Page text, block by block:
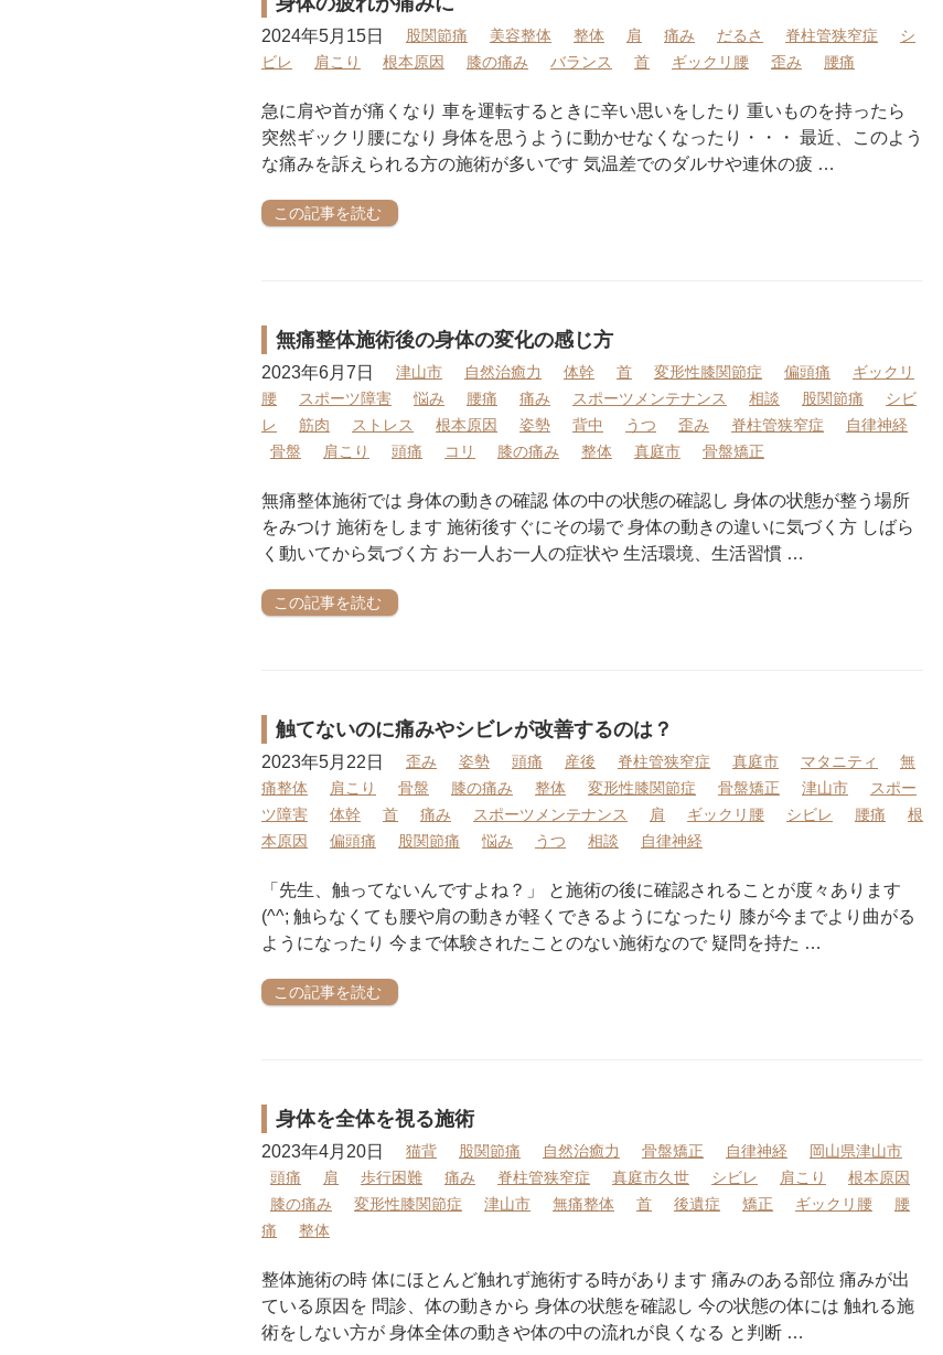
2024年5月15日 股関節痛 美容整体 整体 肩 痛み だるさ 脊柱管狭窄症
シ
ビレ
肩こり 根本原因 膝の痛み バランス 首 ギックリ腰 歪み 腰痛
急に肩や首が痛くなり 車を運転するときに辛い思いをしたり 重いものを持ったら
突然ギックリ腰になり 身体を思うように動かせなくなったり・・・ 最近、このよう
な痛みを訴えられる方の施術が多いです 気温差でのダルサや連休の疲 …
この記事を読む
無痛整体施術後の身体の変化の感じ方
2023年6月7日 津山市 自然治癒力 体幹 首 変形性膝関節症 偏頭痛
ギックリ
腰
スポーツ障害 悩み 腰痛 痛み スポーツメンテナンス 相談 股関節痛
シビ
レ
筋肉 ストレス 根本原因 姿勢 背中 うつ 歪み 脊柱管狭窄症
自律神経
骨盤
肩こり 頭痛 コリ 膝の痛み 整体 真庭市 骨盤矯正
無痛整体施術では 身体の動きの確認 体の中の状態の確認し 身体の状態が整う場所
をみつけ 施術をします 施術後すぐにその場で 身体の動きの違いに気づく方 しばら
く動いてから気づく方 お一人お一人の症状や 生活環境、生活習慣 …
この記事を読む
触てないのに痛みやシビレが改善するのは？
2023年5月22日 歪み 姿勢 頭痛 産後 脊柱管狭窄症 真庭市 マタニティ
無
痛整体
肩こり 骨盤 膝の痛み 整体 変形性膝関節症 骨盤矯正 津山市
スポー
ツ障害
体幹 首 痛み スポーツメンテナンス 肩 ギックリ腰 シビレ 腰痛
根
本原因
偏頭痛 股関節痛 悩み うつ 相談 自律神経
「先生、触ってないんですよね？」 と施術の後に確認されることが度々あります
(^^; 触らなくても腰や肩の動きが軽くできるようになったり 膝が今までより曲がる
ようになったり 今まで体験されたことのない施術なので 疑問を持た …
この記事を読む
身体を全体を視る施術
2023年4月20日 猫背 股関節痛 自然治癒力 骨盤矯正 自律神経
岡山県津山市
頭痛
肩 歩行困難 痛み 脊柱管狭窄症 真庭市久世 シビレ 肩こり
根本原因
膝の痛み
変形性膝関節症 津山市 無痛整体 首 後遺症 矯正 ギックリ腰
腰
痛
整体
整体施術の時 体にほとんど触れず施術する時があります 痛みのある部位 痛みが出
ている原因を 問診、体の動きから 身体の状態を確認し 今の状態の体には 触れる施
術をしない方が 身体全体の動きや体の中の流れが良くなる と判断 …